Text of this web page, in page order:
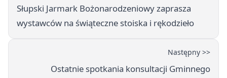
Słupski Jarmark Bożonarodzeniowy zaprasza
wystawców na świąteczne stoiska i rękodzieło
Następny >>
Ostatnie spotkania konsultacji Gminnego